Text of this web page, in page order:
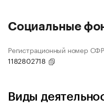
Социальные
Регистрационный номер СФР
1182802718
Виды